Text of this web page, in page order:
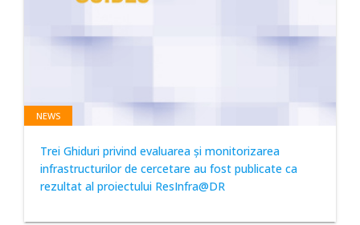
NEWS
Trei Ghiduri privind evaluarea și monitorizarea
infrastructurilor de cercetare au fost publicate ca
rezultat al proiectului ResInfra@DR